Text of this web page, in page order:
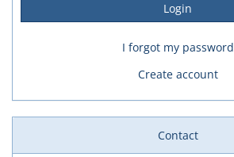
I forgot my password
Create account
Contact